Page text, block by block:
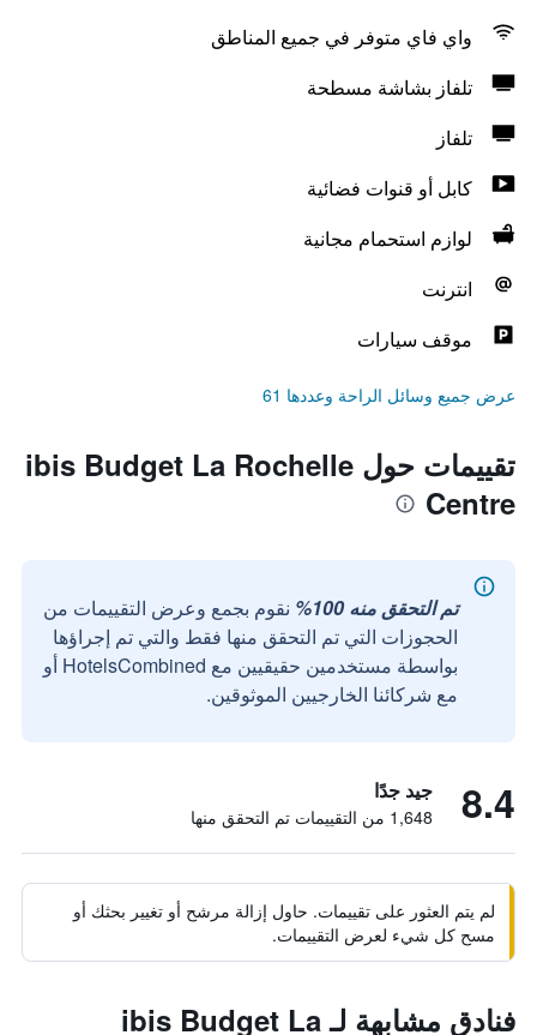
واي فاي متوفر في جميع المناطق
تلفاز بشاشة مسطحة
تلفاز
كابل أو قنوات فضائية
لوازم استحمام مجانية
انترنت
موقف سيارات
عرض جميع وسائل الراحة وعددها 61
تقييمات حول ibis Budget La Rochelle
Centre
تم التحقق منه 100%
نقوم بجمع وعرض التقييمات من
الحجوزات التي تم التحقق منها فقط والتي تم إجراؤها
بواسطة مستخدمين حقيقيين مع HotelsCombined أو
مع شركائنا الخارجيين الموثوقين.
8.4 جيد جدًا
1,648 من التقييمات تم التحقق منها
لم يتم العثور على تقييمات. حاول إزالة مرشح أو تغيير بحثك أو
مسح كل شيء لعرض التقييمات.
فنادق مشابهة لـ ibis Budget La